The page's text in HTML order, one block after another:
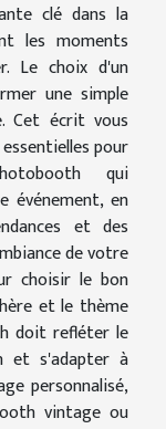
clé dans la
les moments
Le choix d'un
une simple
Cet écrit vous
pour
qui
événement, en
et des
de votre
choisir le bon
et le thème
doit refléter le
et s'adapter à
personnalisé,
vintage ou